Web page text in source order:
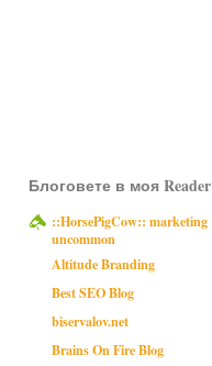
Блоговете в моя Reader
::HorsePigCow:: marketing
uncommon
Altitude Branding
Best SEO Blog
biservalov.net
Brains On Fire Blog